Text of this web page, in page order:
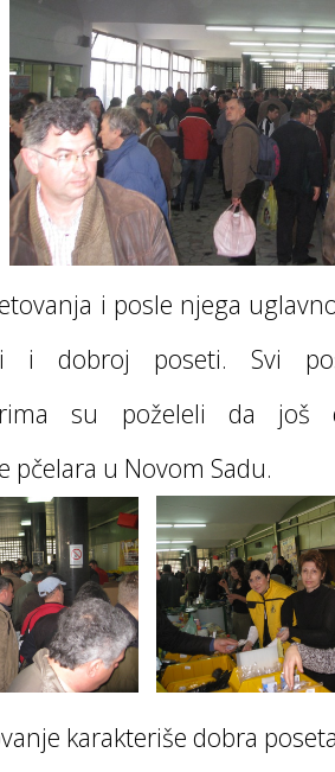
i posle njega
i dobroj poseti. Svi
su poželeli da još
pčelara u Novom Sadu.
karakteriše dobra